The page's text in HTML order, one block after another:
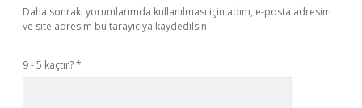
Daha sonraki yorumlarımda kullanılması için adım, e-posta adresim
ve site adresim bu tarayıcıya kaydedilsin.
9 - 5 kaçtır?*